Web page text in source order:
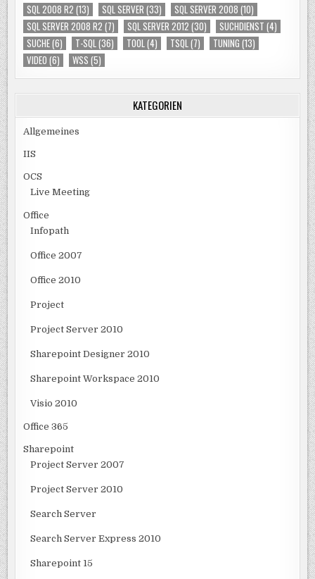
SQL 2008 R2 (13) SQL SERVER (33) SQL SERVER 2008 (10)
SQL SERVER 2008 R2 (7) SQL SERVER 2012 (30) SUCHDIENST (4)
SUCHE(6) T-SQL (36) TOOL (4) TSQL (7) TUNING (13)
VIDEO (6) WSS (5)
KATEGORIEN
Allgemeines
IIS
OCS
Live Meeting
Office
Infopath
Office 2007
Office 2010
Project
Project Server 2010
Sharepoint Designer 2010
Sharepoint Workspace 2010
Visio 2010
Office 365
Sharepoint
Project Server 2007
Project Server 2010
Search Server
Search Server Express 2010
Sharepoint 15